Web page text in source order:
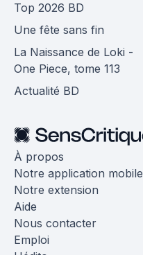
Top 2026 BD
Une fête sans fin
La Naissance de Loki -
One Piece, tome 113
Actualité BD
À propos
Notre application mobile
Notre extension
Aide
Nous contacter
Emploi